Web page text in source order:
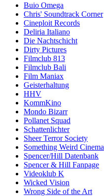
Buio Omega
Chris' Soundtrack Corner
Cineploit Records
Deliria Italiano
Die Nachtschicht
Dirty Pictures
Filmclub 813
Filmclub Bali
Film Maniax
Geisterhaltung
HHV
KommKino
Mondo Bizarr
Pollanet Squad
Schattenlichter
Sheer Terror Society
Something Weird Cinema
Spencer/Hill Datenbank
Spencer & Hill Fanpage
Videoklub K
Wicked Vision
Wrong Side of the Art